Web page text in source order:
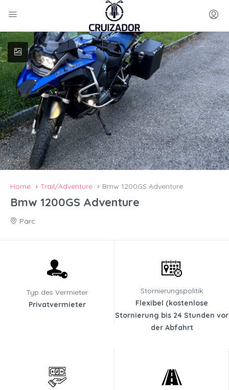
Home Trail/Adventure Bmw 1200GS Adventure
Bmw 1200GS Adventure
Parc
Typ des Vermieter
Privatvermieter
Stornierungspolitik
Flexibel (kostenlose
Stornierung bis 24 Stunden vor
der Abfahrt